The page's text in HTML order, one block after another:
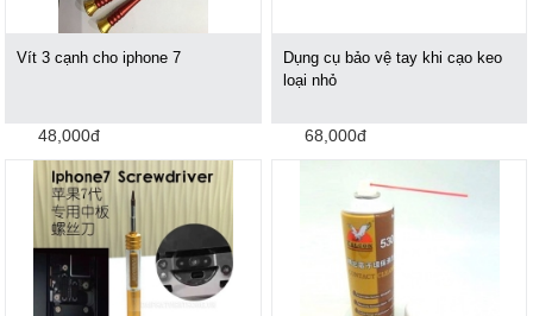
Vít 3 cạnh cho iphone 7
48,000đ
Dụng cụ bảo vệ tay khi cạo keo
loại nhỏ
68,000đ